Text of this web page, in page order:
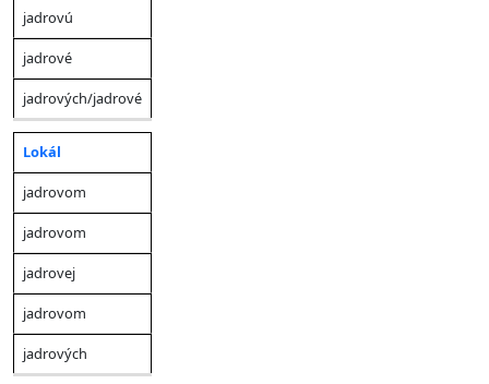
jadrovú
jadrové
jadrových/jadrové
Lokál
jadrovom
jadrovom
jadrovej
jadrovom
jadrových